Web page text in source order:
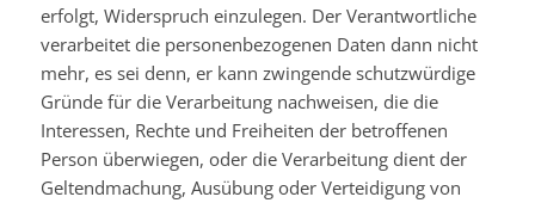
erfolgt, Widerspruch einzulegen. Der Verantwortliche
verarbeitet die personenbezogenen Daten dann nicht
mehr, es sei denn, er kann zwingende schutzwürdige
Gründe für die Verarbeitung nachweisen, die die
Interessen, Rechte und Freiheiten der betroffenen
Person überwiegen, oder die Verarbeitung dient der
Geltendmachung, Ausübung oder Verteidigung von